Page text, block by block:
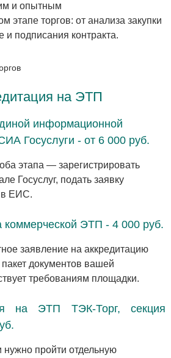
и опытным
этапе торгов: от анализа закупки
и подписания контракта.
на ЭТП
информационной
Госуслуги - от 6 000 руб.
этапа — зарегистрировать
Госуслуг, подать заявку
в ЕИС.
коммерческой ЭТП - 4 000 руб.
заявление на аккредитацию
документов вашей
требованиям площадки.
на ЭТП ТЭК-Торг, секция
пройти отдельную